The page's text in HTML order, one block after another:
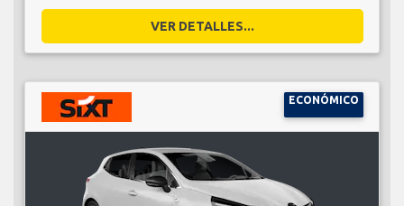
VER DETALLES...
ECONÓMICO